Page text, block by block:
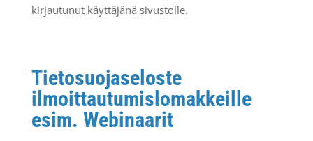
kirjautunut käyttäjänä sivustolle.
Tietosuojaseloste
ilmoittautumislomakkeille
esim. Webinaarit